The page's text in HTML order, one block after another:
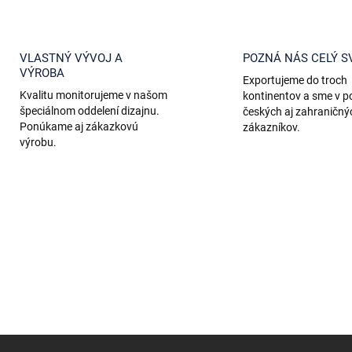
VLASTNÝ VÝVOJ A
VÝROBA
Kvalitu monitorujeme v našom
špeciálnom oddelení dizajnu.
Ponúkame aj zákazkovú
výrobu.
POZNÁ NÁS CELÝ
Exportujeme do troch
kontinentov a sme v
českých aj
zákazníkov.